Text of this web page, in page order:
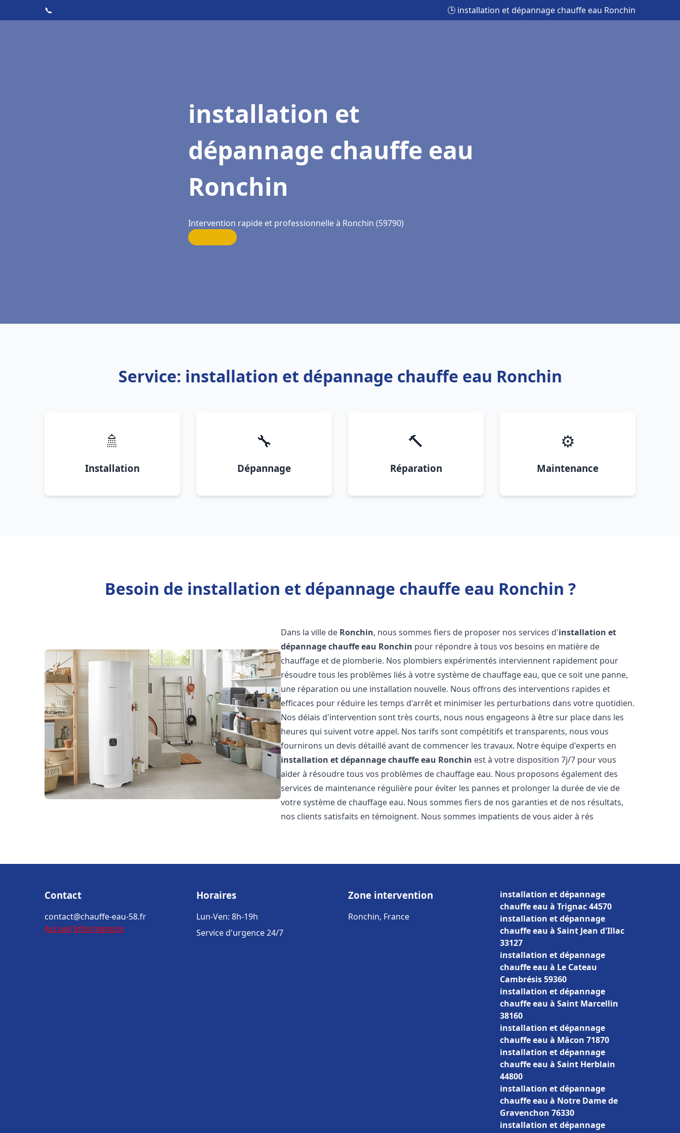
📞 🕒 installation et dépannage chauffe eau Ronchin
installation et
dépannage chauffe eau
Ronchin
Intervention rapide et professionnelle à Ronchin (59790)
Service: installation et dépannage chauffe eau Ronchin
🚿
Installation
🔧
Dépannage
🔨
Réparation
⚙️
Maintenance
Besoin de installation et dépannage chauffe eau Ronchin ?
Dans la ville de Ronchin, nous sommes fiers de proposer nos services d'installation et
dépannage chauffe eau Ronchin pour répondre à tous vos besoins en matière de
chauffage et de plomberie. Nos plombiers expérimentés interviennent rapidement pour
résoudre tous les problèmes liés à votre système de chauffage eau, que ce soit une panne,
une réparation ou une installation nouvelle. Nous offrons des interventions rapides et
efficaces pour réduire les temps d'arrêt et minimiser les perturbations dans votre quotidien.
Nos délais d'intervention sont très courts, nous nous engageons à être sur place dans les
heures qui suivent votre appel. Nos tarifs sont compétitifs et transparents, nous vous
fournirons un devis détaillé avant de commencer les travaux. Notre équipe d'experts en
installation et dépannage chauffe eau Ronchin est à votre disposition 7j/7 pour vous
aider à résoudre tous vos problèmes de chauffage eau. Nous proposons également des
services de maintenance régulière pour éviter les pannes et prolonger la durée de vie de
votre système de chauffage eau. Nous sommes fiers de nos garanties et de nos résultats,
nos clients satisfaits en témoignent. Nous sommes impatients de vous aider à rés
Contact
contact@chauffe-eau-58.fr
Accueil Informations
Horaires
Lun-Ven: 8h-19h
Service d'urgence 24/7
Zone intervention
Ronchin, France
installation et dépannage
chauffe eau à Trignac 44570
installation et dépannage
chauffe eau à Saint Jean d'Illac
33127
installation et dépannage
chauffe eau à Le Cateau
Cambrésis 59360
installation et dépannage
chauffe eau à Saint Marcellin
38160
installation et dépannage
chauffe eau à Mâcon 71870
installation et dépannage
chauffe eau à Saint Herblain
44800
installation et dépannage
chauffe eau à Notre Dame de
Gravenchon 76330
installation et dépannage